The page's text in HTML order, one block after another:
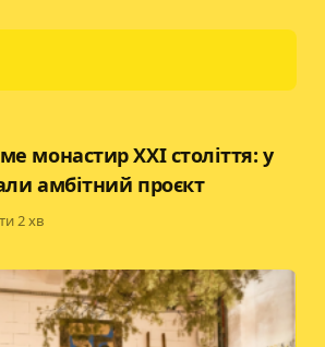
монастир XXI століття: у
амбітний проєкт
2 хв